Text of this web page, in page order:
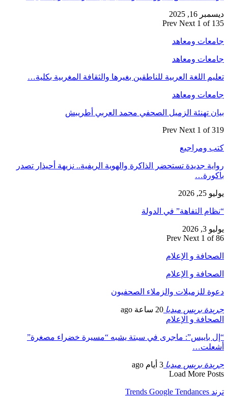
ديسمبر 16, 2025
Prev Next 1 of 135
جامعات ومعاهد
جامعات ومعاهد
تعليم اللغة العربية للناطقين بغيرها والثقافة المغربية بكلية…
جامعات ومعاهد
بيان تهنئة الزميل الصحفي محمد العربي أطريبش
Prev Next 1 of 319
كتب ومراجيع
رواية جديدة تستحضر الذاكرة والهوية الريفية.. نزيهة أحيذار تصدر
باكورة…
يوليو 25, 2026
“نظام التفاهة” في الدولة
يوليو 3, 2026
Prev Next 1 of 86
الصحافة و الإعلام
الصحافة و الإعلام
دعوة للزميلات والزملاء الصحفيون
جريدة بريس ميديا 20 ساعة ago
الصحافة و الإعلام
“إل باييس”: ماجرى في سبتة يشبه “مسيرة خضراء مصغرة”
أشعلت…
جريدة بريس ميديا 3 أيام ago
Load More Posts
ترند Trends Google Tendances